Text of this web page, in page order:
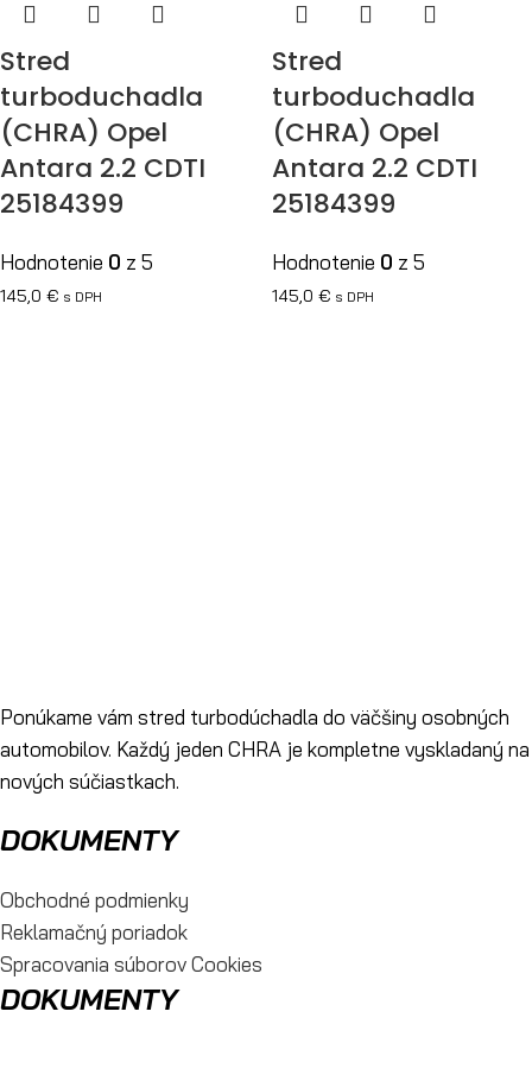
Stred
turboduchadla
(CHRA) Opel
Antara 2.2 CDTI
25184399
Hodnotenie 0 z 5
145,0 € s DPH
Stred
turboduchadla
(CHRA) Opel
Antara 2.2 CDTI
25184399
Hodnotenie 0 z 5
145,0 € s DPH
Ponúkame vám stred turbodúchadla do väčšiny osobných
automobilov. Každý jeden CHRA je kompletne vyskladaný na
nových súčiastkach.
DOKUMENTY
Obchodné podmienky
Reklamačný poriadok
Spracovania súborov Cookies
DOKUMENTY